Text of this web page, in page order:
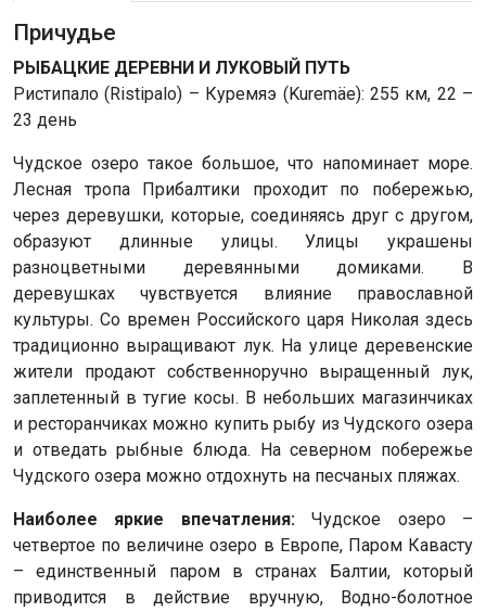
Причудьe
РЫБАЦКИЕ ДЕРЕВНИ И ЛУКОВЫЙ ПУТЬ
Ристипало (Ristipalo) – Куремяэ (Kuremäe): 255 км, 22 –
23 день
Чудское озеро такое большое, что напоминает море.
Лесная тропа Прибалтики проходит по побережью,
через деревушки, которые, соединяясь друг с другом,
образуют длинные улицы. Улицы украшены
разноцветными деревянными домиками. В
деревушках чувствуется влияние православной
культуры. Со времен Российского царя Николая здесь
традиционно выращивают лук. На улице деревенские
жители продают собственноручно выращенный лук,
заплетенный в тугие косы. В небольших магазинчиках
и ресторанчиках можно купить рыбу из Чудского озера
и отведать рыбные блюда. На северном побережье
Чудского озера можно отдохнуть на песчаных пляжах.
Наиболее яркие впечатления:Чудское озеро –
четвертое по величине озеро в Европе, Паром Кавасту
– единственный паром в странах Балтии, который
приводится в действие вручную, Водно-болотное